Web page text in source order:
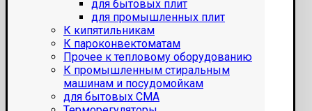
для бытовых плит
для промышленных плит
К кипятильникам
К пароконвектоматам
Прочее к тепловому оборудованию
К промышленным стиральным
машинам и посудомойкам
для бытовых СМА